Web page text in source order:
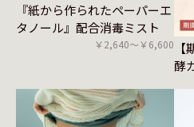
『紙から作られたペーパーエ
タノール』配合消毒ミスト
￥2,640〜￥6,600
酵